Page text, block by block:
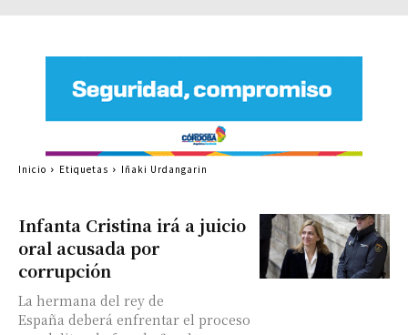
Infanta Cristina irá a juicio
oral acusada por
corrupción
La hermana del rey de
España deberá enfrentar el proceso
Inicio Etiquetas Iñaki Urdangarin